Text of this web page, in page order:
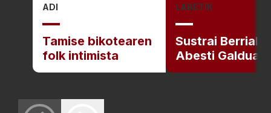
ADI
Tamise bikotearen
folk intimista
LABETIK
Sustrai Berriak
Abesti Galduak